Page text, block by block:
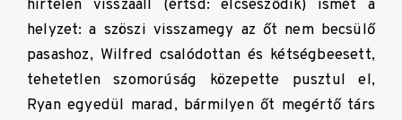
hirtelen visszaáll (értsd: elcsesződik) ismét a
helyzet: a szöszi visszamegy az őt nem becsülő
pasashoz, Wilfred csalódottan és kétségbeesett,
tehetetlen szomorúság közepette pusztul el,
Ryan egyedül marad, bármilyen őt megértő társ